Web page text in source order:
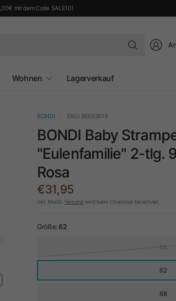
mit dem Code SALE10!
Suchen
Sie
Wohnen Lagerverkauf
BONDI SKU: 85052619
BONDI Baby
"Eulenfamilie" 2-tlg.
Rosa
€31,95
inkl. MwSt.Versand wird beim Checkout berechnet
Größe: 62
56
62
68